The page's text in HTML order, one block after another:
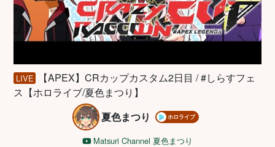
LIVE
【APEX】CRカップカスタム2日目 / #しらすフェ
ス【ホロライブ/夏色まつり】
夏色まつり
ホロライブ
Matsuri Channel 夏色まつり